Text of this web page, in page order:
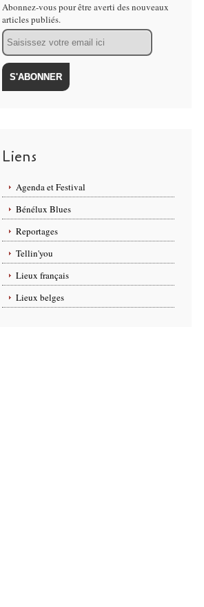
Abonnez-vous pour être averti des nouveaux
articles publiés.
Email
Liens
Agenda et Festival
Bénélux Blues
Reportages
Tellin'you
Lieux français
Lieux belges